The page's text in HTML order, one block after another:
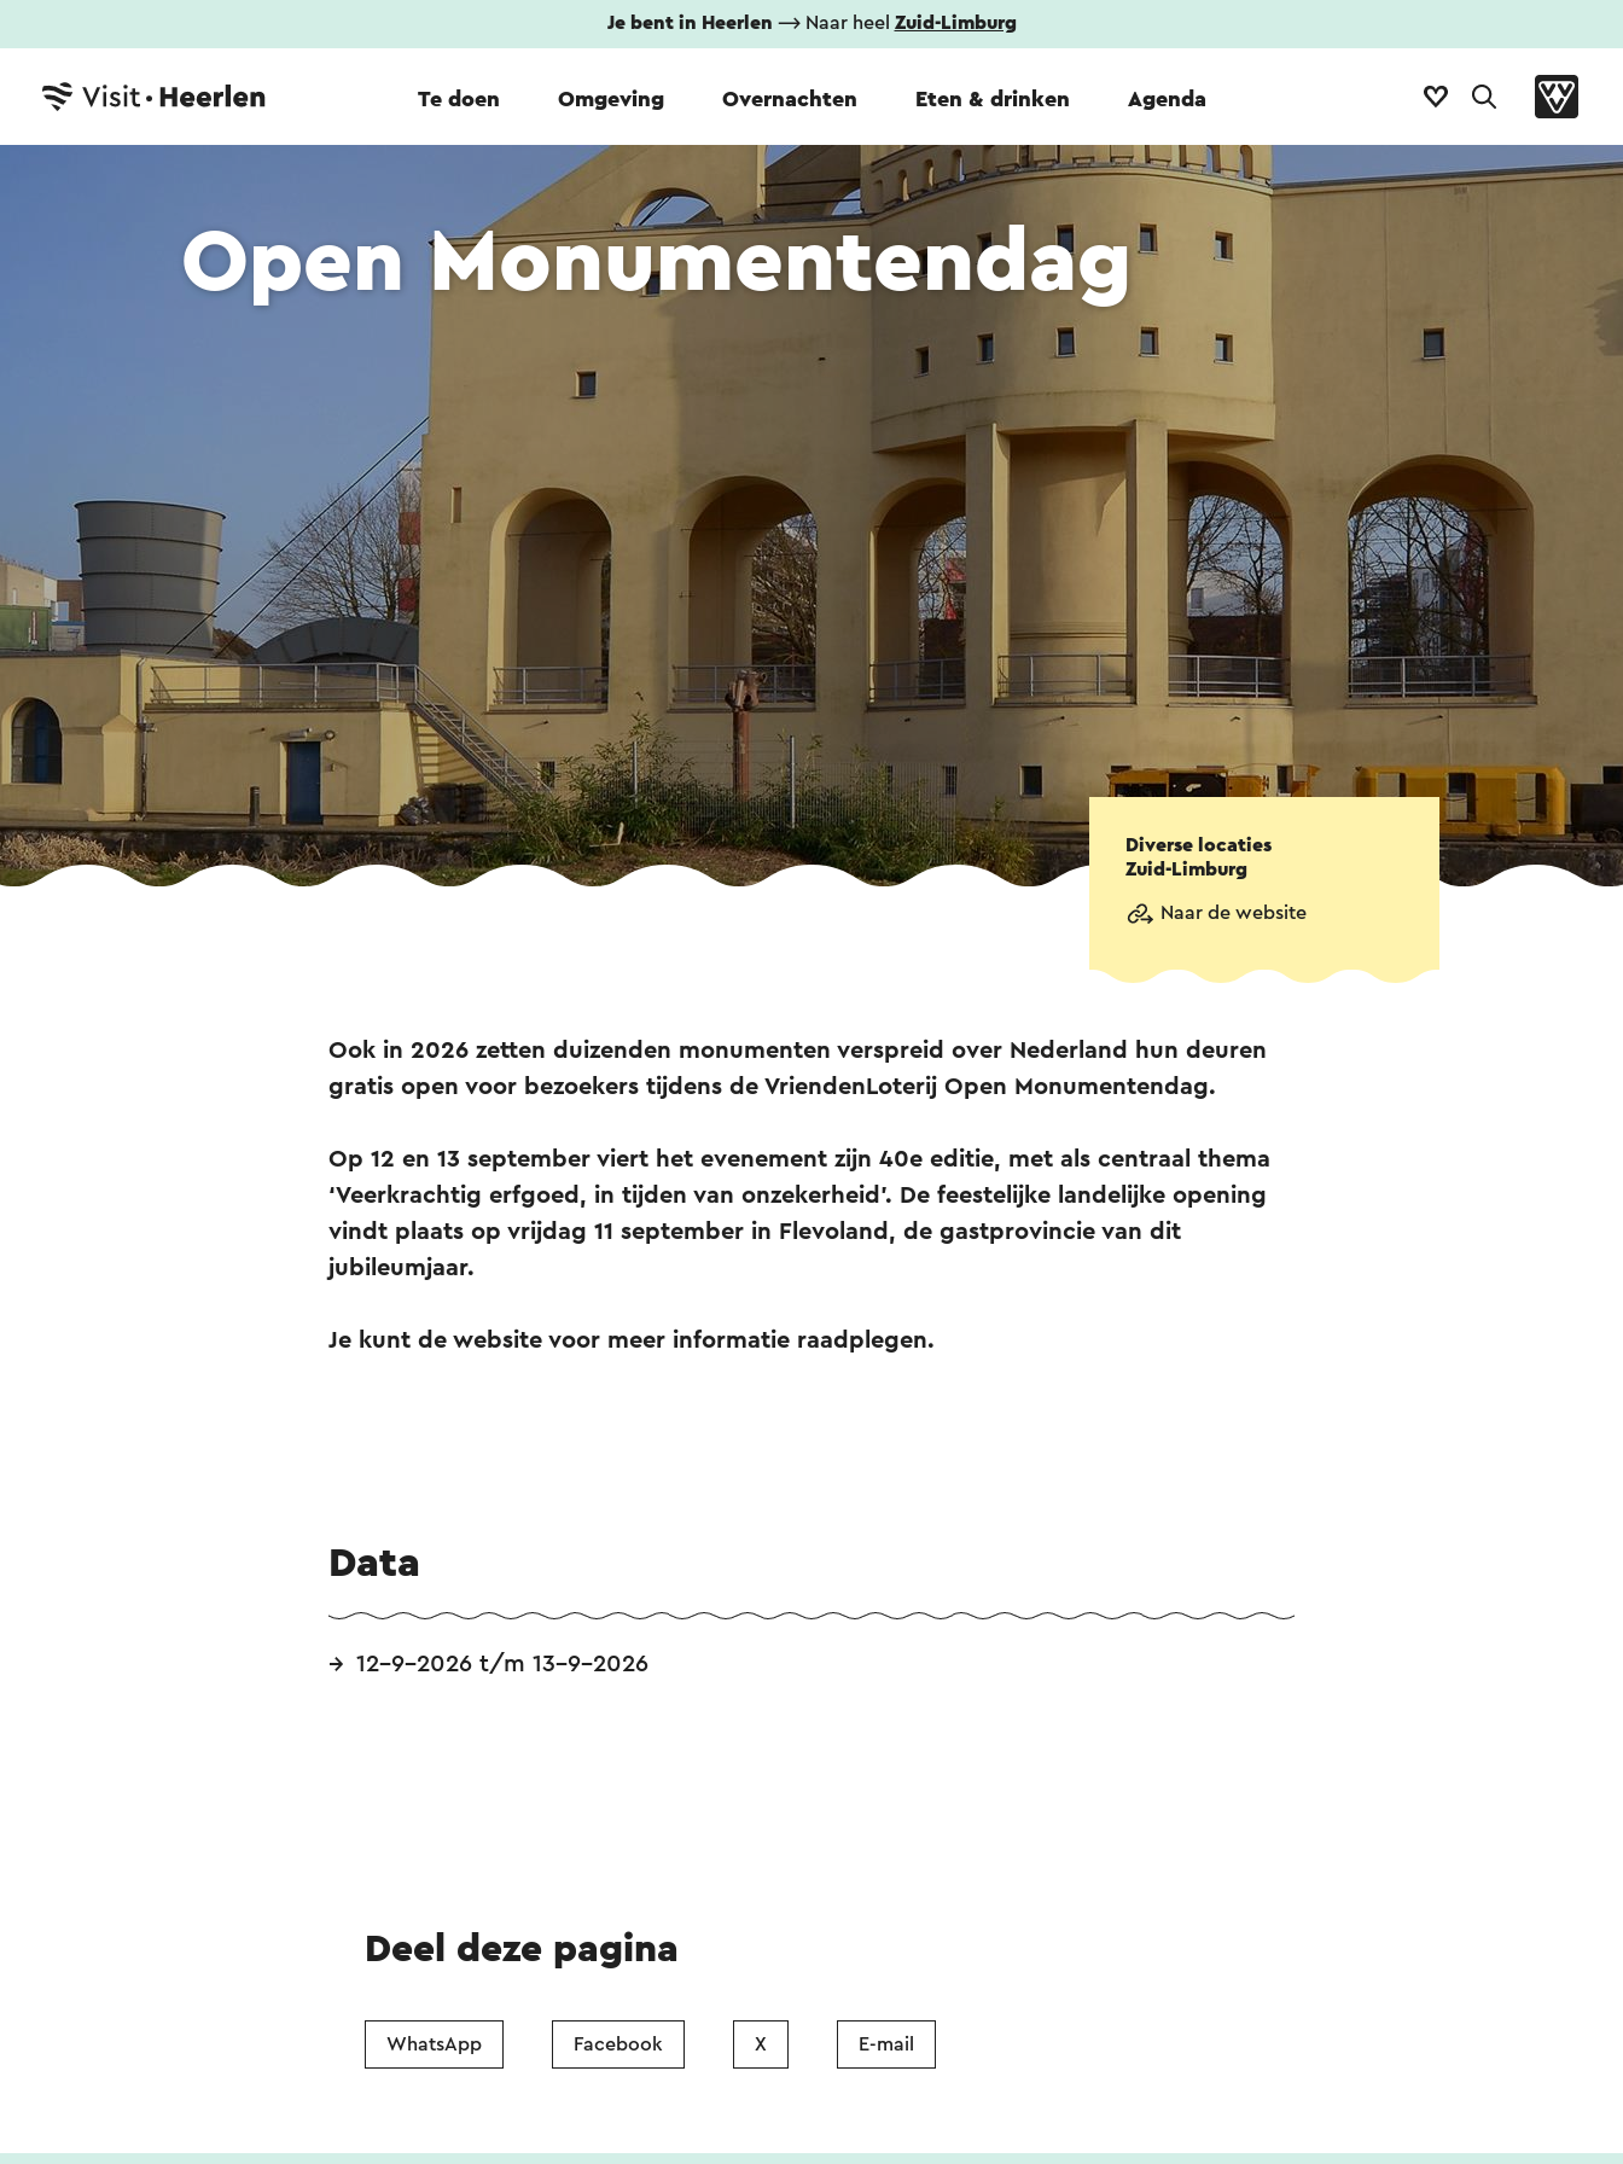
Je bent in Heerlen ⟶ Naar heel Zuid-Limburg
Te doen Omgeving Overnachten Eten & drinken Agenda
Open Monumentendag
Diverse locaties
Zuid-Limburg
Naar de website
Ook in 2026 zetten duizenden monumenten verspreid over Nederland hun deuren
gratis open voor bezoekers tijdens de VriendenLoterij Open Monumentendag.
Op 12 en 13 september viert het evenement zijn 40e editie, met als centraal thema
‘Veerkrachtig erfgoed, in tijden van onzekerheid’. De feestelijke landelijke opening
vindt plaats op vrijdag 11 september in Flevoland, de gastprovincie van dit
jubileumjaar.
Je kunt de website voor meer informatie raadplegen.
Data
12-9-2026 t/m 13-9-2026
Deel deze pagina
WhatsApp Facebook X E-mail